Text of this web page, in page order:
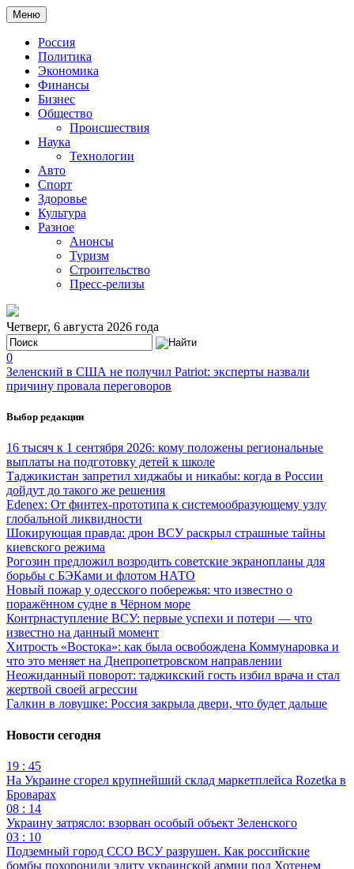
Меню
Россия
Политика
Экономика
Финансы
Бизнес
Общество
Происшествия
Наука
Технологии
Авто
Спорт
Здоровье
Культура
Разное
Анонсы
Туризм
Строительство
Пресс-релизы
Четверг, 6 августа 2026 года
0
Зеленский в США не получил Patriot: эксперты назвали
причину провала переговоров
Выбор редакции
16 тысяч к 1 сентября 2026: кому положены региональные
выплаты на подготовку детей к школе
Таджикистан запретил хиджабы и никабы: когда в России
дойдут до такого же решения
Edenex: От финтех-прототипа к системообразующему узлу
глобальной ликвидности
Шокирующая правда: дрон ВСУ раскрыл страшные тайны
киевского режима
Рогозин предложил возродить советские экранопланы для
борьбы с БЭКами и флотом НАТО
Новый пожар у одесского побережья: что известно о
поражённом судне в Чёрном море
Контрнаступление ВСУ: первые успехи и потери — что
известно на данный момент
Хитрость «Востока»: как была освобождена Коммунаровка и
что это меняет на Днепропетровском направлении
Неожиданный поворот: таджикский гость избил врача и стал
жертвой своей агрессии
Галкин в ловушке: Россия закрыла двери, что будет дальше
Новости сегодня
19 : 45
На Украине сгорел крупнейший склад маркетплейса Rozetka в
Броварах
08 : 14
Украину затрясло: взорван особый объект Зеленского
03 : 10
Подземный город ССО ВСУ разрушен. Как российские
бомбы похоронили элиту украинской армии под Хотенем